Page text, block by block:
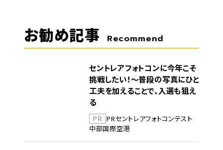
お勧め記事 Recommend
セントレアフォトコンに今年こそ
挑戦したい！～普段の写真にひと
工夫を加えることで、入選も狙え
る
PR PRセントレアフォトコンテスト
中部国際空港